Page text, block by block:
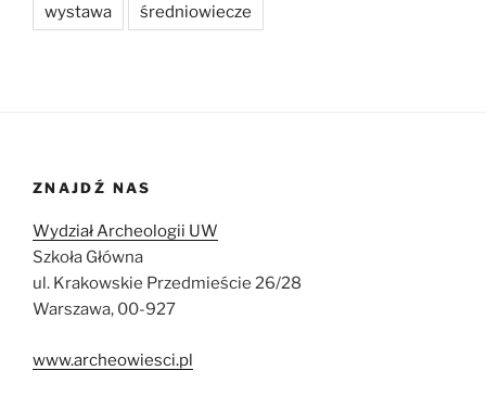
wystawa średniowiecze
ZNAJDŹ NAS
Wydział Archeologii UW
Szkoła Główna
ul. Krakowskie Przedmieście 26/28
Warszawa, 00-927
www.archeowiesci.pl